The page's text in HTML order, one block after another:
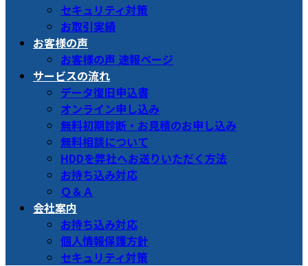
セキュリティ対策
お取引実績
お客様の声
お客様の声 速報ページ
サービスの流れ
データ復旧申込書
オンライン申し込み
無料初期診断・お見積のお申し込み
無料相談について
HDDを弊社へお送りいただく方法
お持ち込み対応
Ｑ＆Ａ
会社案内
お持ち込み対応
個人情報保護方針
セキュリティ対策